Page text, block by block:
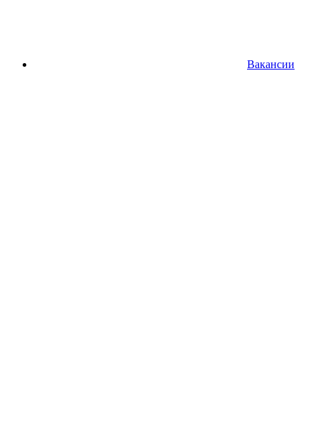
Вакансии